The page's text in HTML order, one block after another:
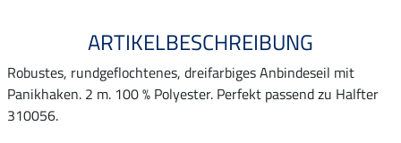
ARTIKELBESCHREIBUNG
Robustes, rundgeflochtenes, dreifarbiges Anbindeseil mit
Panikhaken. 2 m. 100 % Polyester. Perfekt passend zu Halfter
310056.